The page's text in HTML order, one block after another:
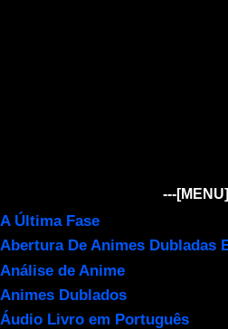
---
A Última Fase
Abertura De Animes Dubladas
Análise de Anime
Animes Dublados
Áudio Livro em Português